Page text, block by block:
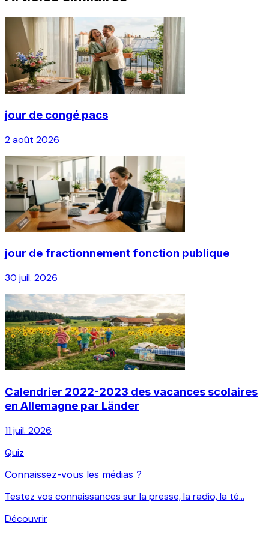
jour de congé pacs
2 août 2026
jour de fractionnement fonction publique
30 juil. 2026
Calendrier 2022-2023 des vacances scolaires
en Allemagne par Länder
11 juil. 2026
Quiz
Connaissez-vous les médias ?
Testez vos connaissances sur la presse, la radio, la té...
Découvrir